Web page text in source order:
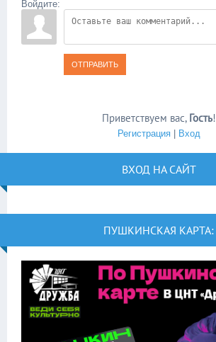
Войдите:
ОТПРАВИТЬ
Приветствуем вас, Гость!
Регистрация| Вход
ВХОД НА САЙТ
ПУШКИНСКАЯ КАРТА: